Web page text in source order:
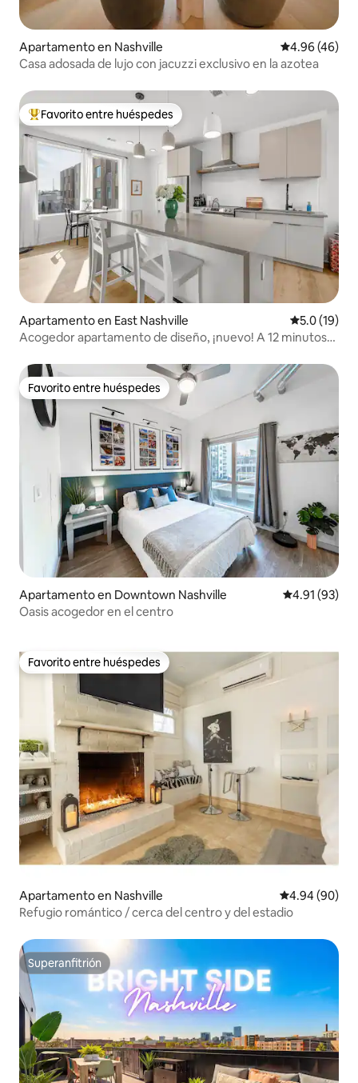
Apartamento en Nashville Calificación
4.96 (46)
Casa adosada de lujo con jacuzzi exclusivo en la azotea
Favorito entre huéspedes preferido
Favorito entre huéspedes
Apartamento en East Nashville Calificación
5.0 (19)
Acogedor apartamento de diseño, ¡nuevo! A 12 minutos
Favorito entre huéspedes
Favorito entre huéspedes
Apartamento en Downtown Nashville Calificación
4.91 (93)
Oasis acogedor en el centro
Favorito entre huéspedes
Favorito entre huéspedes
Apartamento en Nashville Calificación
4.94 (90)
Refugio romántico / cerca del centro y del estadio
Superanfitrión
Superanfitrión